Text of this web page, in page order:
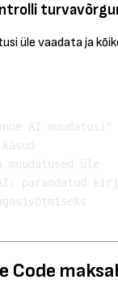
üle vaadata ja
AI muudatusi"
üle
parandatud
Code